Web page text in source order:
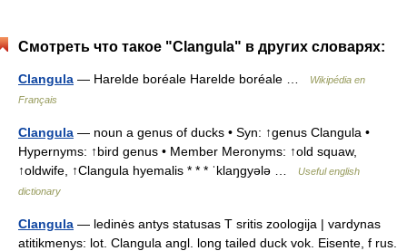
Смотреть что такое "Clangula" в других словарях:
Clangula — Harelde boréale Harelde boréale …
Wikipédia en
Français
Clangula — noun a genus of ducks • Syn: ↑genus Clangula •
Hypernyms: ↑bird genus • Member Meronyms: ↑old squaw,
↑oldwife, ↑Clangula hyemalis * * * ˈklaŋgyələ …
Useful english
dictionary
Clangula — ledinės antys statusas T sritis zoologija | vardynas
atitikmenys: lot. Clangula angl. long tailed duck vok. Eisente, f rus.